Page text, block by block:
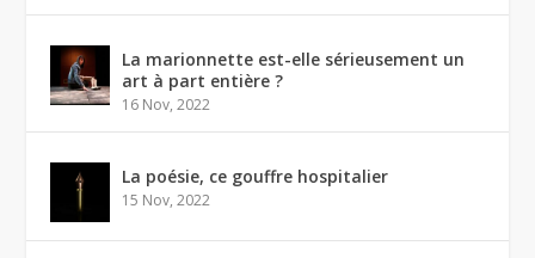
La marionnette est-elle sérieusement un
art à part entière ?
16 Nov, 2022
La poésie, ce gouffre hospitalier
15 Nov, 2022